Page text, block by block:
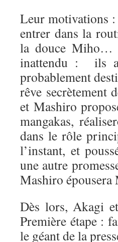
Leur motivations
entrer dans la
la douce Miho…
inattendu : ils
probablement
rêve secrètement
et Mashiro
mangakas,
dans le rôle
l’instant, et
une autre
Mashiro
Dès lors, Akagi
Première étape :
le géant de la